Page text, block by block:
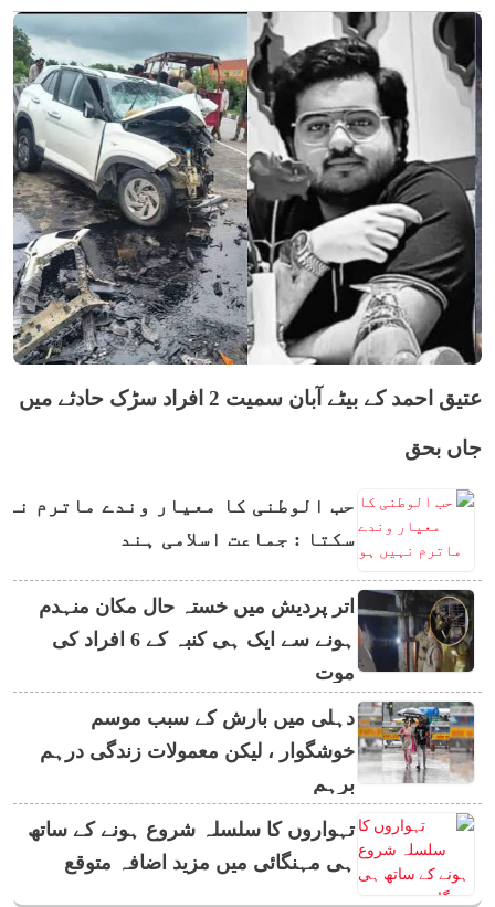
عتیق احمد کے بیٹے آبان سمیت 2 افراد سڑک حادثے میں
جاں بحق
حب الوطنی کا معیار وندے ماترم
سکتا : جماعت اسلامی ہند
اتر پردیش میں خستہ حال مکان منہدم
ہونے سے ایک ہی کنبہ کے 6 افراد کی
موت
دہلی میں بارش کے سبب موسم
خوشگوار ، لیکن معمولات زندگی درہم
برہم
تہواروں کا سلسلہ شروع ہونے کے ساتھ
ہی مہنگائی میں مزید اضافہ متوقع